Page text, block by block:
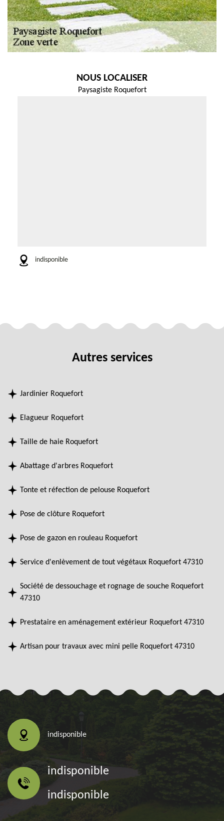
NOUS LOCALISER
Paysagiste Roquefort
indisponible
Autres services
Jardinier Roquefort
Elagueur Roquefort
Taille de haie Roquefort
Abattage d'arbres Roquefort
Tonte et réfection de pelouse Roquefort
Pose de clôture Roquefort
Pose de gazon en rouleau Roquefort
Service d'enlèvement de tout végétaux Roquefort 47310
Société de dessouchage et rognage de souche Roquefort
47310
Prestataire en aménagement extérieur Roquefort 47310
Artisan pour travaux avec mini pelle Roquefort 47310
indisponible
indisponible
indisponible